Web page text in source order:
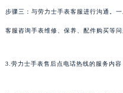
步骤三：与劳力士手表客服进行沟通。
客服咨询手表维修、保养、配件购买等
3.劳力士手表售后点电话热线的服务内容